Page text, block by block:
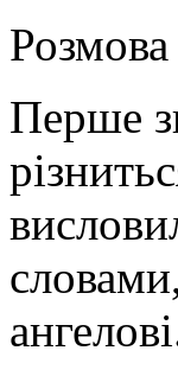
Розмова
Перше